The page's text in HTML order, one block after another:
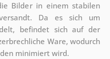
Bilder in einem stabilen
Da es sich um
befindet sich auf der
Ware, wodurch
minimiert wird.